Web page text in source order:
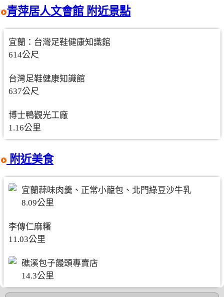
青萍居人文會館 附近景點
宜蘭：台灣足鞋健康知識館
614公尺
台灣足鞋健康知識館
637公尺
博士鴨觀光工廠
1.16公里
附近美食
宜蘭蒜味肉羹、正常小籠包、北門綠豆沙牛乳
8.09公里
李傳仁麻糬
11.03公里
礁溪包子饅頭專賣店
14.3公里